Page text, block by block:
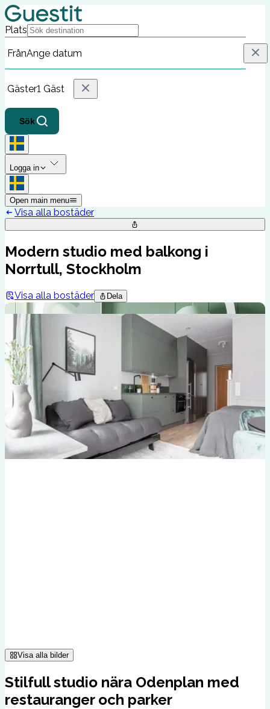
Plats
FrånAnge datum
Gäster1 Gäst
Sök
Logga in
Open main menu
Visa alla bostäder
Modern studio med balkong i
Norrtull, Stockholm
Visa alla bostäder Dela
Visa alla bilder
Stilfull studio nära Odenplan med
restauranger och parker